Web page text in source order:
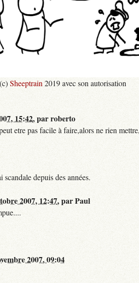
(c)Sheeptrain 2019 avec son autorisation
15:42,parroberto
etre pas facile à faire,alors ne rien
depuis des années.
2007, 12:47,parPaul
2007, 09:04